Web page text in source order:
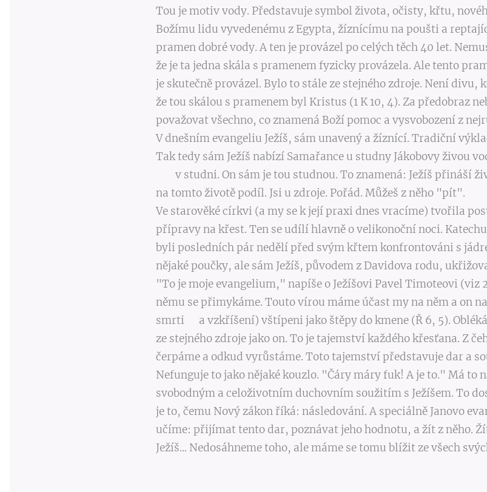
Tou je motiv vody. Představuje symbol života, očisty, křtu,
Božímu lidu vyvedenému z Egypta, žíznícímu na poušti a
pramen dobré vody. A ten je provázel po celých těch 40 let.
že je ta jedna skála s pramenem fyzicky provázela. Ale tento
je skutečně provázel. Bylo to stále ze stejného zdroje. Není divu,
že tou skálou s pramenem byl Kristus (1 K 10, 4). Za předobraz
považovat všechno, co znamená Boží pomoc a vysvobození z
V dnešním evangeliu Ježíš, sám unavený a žíznící. Tradiční
Tak tedy sám Ježíš nabízí Samařance u studny Jákobovy živou
v studni. On sám je tou studnou. To znamená: Ježíš přináší
na tomto životě podíl. Jsi u zdroje. Pořád. Můžeš z něho "pít".
Ve starověké církvi (a my se k její praxi dnes vracíme) tvořila
přípravy na křest. Ten se udílí hlavně o velikonoční noci.
byli posledních pár nedělí před svým křtem konfrontováni s
nějaké poučky, ale sám Ježíš, původem z Davidova rodu,
"To je moje evangelium," napíše o Ježíšovi Pavel Timoteovi (viz
němu se přimykáme. Touto vírou máme účast my na něm a on
smrti a vzkříšení) vštípeni jako štěpy do kmene (Ř 6, 5).
ze stejného zdroje jako on. To je tajemství každého křesťana. Z
čerpáme a odkud vyrůstáme. Toto tajemství představuje dar a
Nefunguje to jako nějaké kouzlo. "Čáry máry fuk! A je to." Má to
svobodným a celoživotním duchovním soužitím s Ježíšem. To
je to, čemu Nový zákon říká: následování. A speciálně Janovo
učíme: přijímat tento dar, poznávat jeho hodnotu, a žít z něho.
Ježíš... Nedosáhneme toho, ale máme se tomu blížit ze všech